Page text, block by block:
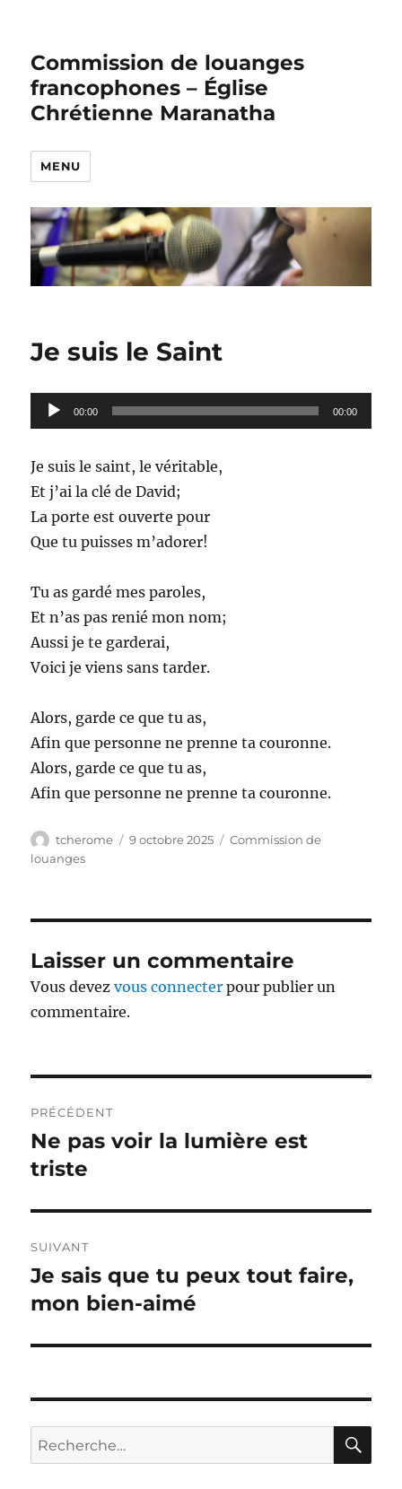
Commission de louanges
francophones – Église
Chrétienne Maranatha
MENU
Je suis le Saint
Lecteur
audio
00:00 00:00
Je suis le saint, le véritable,
Et j’ai la clé de David;
La porte est ouverte pour
Que tu puisses m’adorer!
Tu as gardé mes paroles,
Et n’as pas renié mon nom;
Aussi je te garderai,
Voici je viens sans tarder.
Alors, garde ce que tu as,
Afin que personne ne prenne ta couronne.
Alors, garde ce que tu as,
Afin que personne ne prenne ta couronne.
Auteur
tcherome
Publié
9 octobre 2025 Catégories
Commission de
louanges
Laisser un commentaire
Vous devezvous connecter pour publier un
commentaire.
de
l’article
PRÉCÉDENT
Publication
précédente :
Ne pas voir la lumière est
triste
SUIVANT
Publication
suivante :
Je sais que tu peux tout faire,
mon bien-aimé
Recherche
pour :